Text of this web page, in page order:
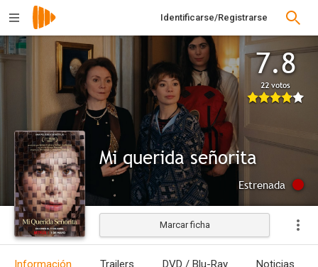
Identificarse/Registrarse
7.8
22 votos
Mi querida señorita
Estrenada
Marcar ficha
Información Trailers DVD / Blu-Ray Noticias